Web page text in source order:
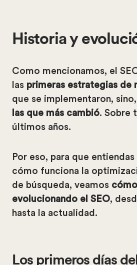
Historia y
Como mencionamos, el
las primeras estrategias de
que se implementaron,
las que más cambió. Sobre
últimos años.
Por eso, para que
cómo funciona la
de búsqueda, veamos
evolucionando el SEO,
hasta la actualidad.
Los primeros días